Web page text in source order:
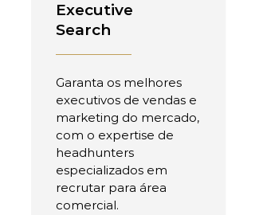
Executive
Search
Garanta os melhores
executivos de vendas e
marketing do mercado,
com o expertise de
headhunters
especializados em
recrutar para área
comercial.